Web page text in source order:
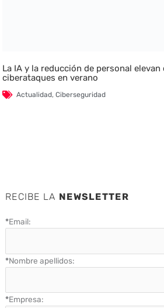
La IA y la reducción de personal elevan
ciberataques en verano
Actualidad,Ciberseguridad
RECIBE LA NEWSLETTER
*Email:
*Nombre apellidos:
*Empresa: